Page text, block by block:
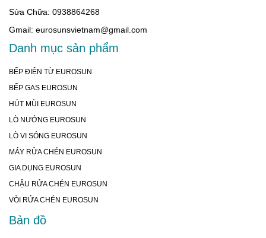
Sửa Chữa: 0938864268
Gmail: eurosunsvietnam@gmail.com
Danh mục sản phẩm
BẾP ĐIỆN TỪ EUROSUN
BẾP GAS EUROSUN
HÚT MÙI EUROSUN
LÒ NƯỚNG EUROSUN
LÒ VI SÓNG EUROSUN
MÁY RỬA CHÉN EUROSUN
GIA DỤNG EUROSUN
CHẬU RỬA CHÉN EUROSUN
VÒI RỬA CHÉN EUROSUN
Bản đồ